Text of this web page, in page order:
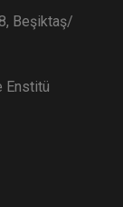
Beşiktaş/
Enstitü